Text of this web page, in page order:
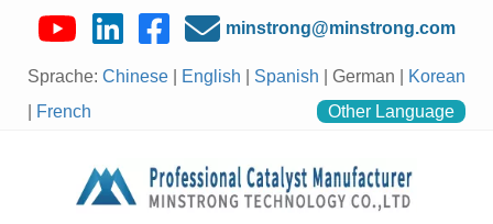
minstrong@minstrong.com
Sprache: Chinese English Spanish | German |
Korean
French Other Language